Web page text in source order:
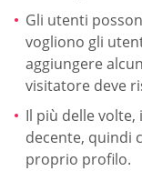
Gli utenti
vogliono gli
aggiungere
visitatore deve
Il più delle
decente, quindi
proprio profilo.